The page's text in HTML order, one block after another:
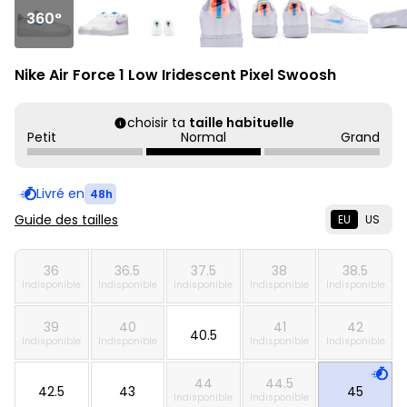
360°
Nike Air Force 1 Low Iridescent Pixel Swoosh
choisir ta taille habituelle
Petit
Normal Grand
Livré en 48h
Guide des tailles EU US
36
Indisponible
36.5
Indisponible
37.5
Indisponible
38
Indisponible
38.5
Indisponible
39
Indisponible
40
Indisponible 40.5 41
Indisponible
42
Indisponible
42.5 43 44
Indisponible
44.5
Indisponible 45